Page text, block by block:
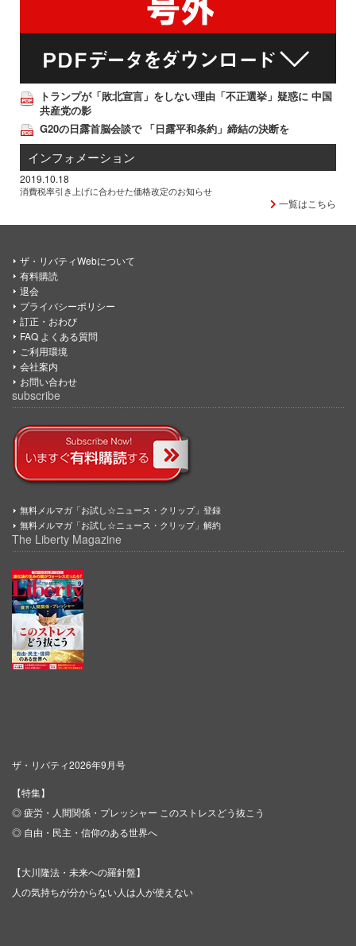
トランプが「敗北宣言」をしない理由「不正選挙」疑惑に 中国
共産党の影
G20の日露首脳会談で 「日露平和条約」締結の決断を
インフォメーション
2019.10.18
消費税率引き上げに合わせた価格改定のお知らせ
一覧はこちら
ザ・リバティWebについて
有料購読
退会
プライバシーポリシー
訂正・おわび
FAQ よくある質問
ご利用環境
会社案内
お問い合わせ
subscribe
無料メルマガ「お試し☆ニュース・クリップ」登録
無料メルマガ「お試し☆ニュース・クリップ」解約
The Liberty Magazine
ザ・リバティ2026年9月号
【特集】
◎ 疲労・人間関係・プレッシャー このストレスどう抜こう
◎ 自由・民主・信仰のある世界へ
【大川隆法・未来への羅針盤】
人の気持ちが分からない人は人が使えない